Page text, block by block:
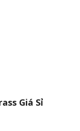
Giá Sỉ